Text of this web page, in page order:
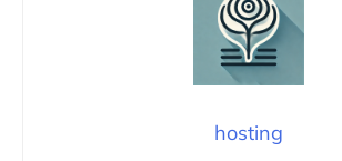
hosting